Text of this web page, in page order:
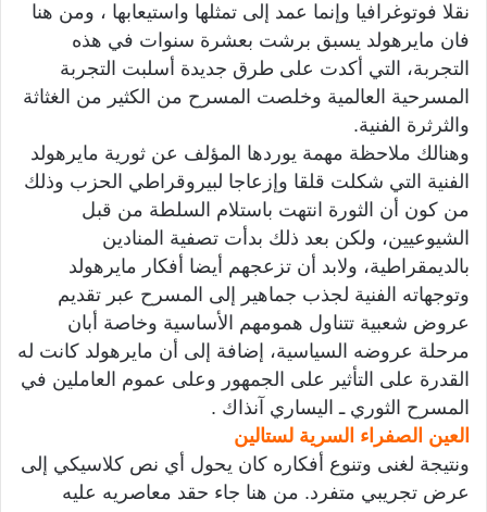
نقلا فوتوغرافيا وإنما عمد إلى تمثلها واستيعابها ، ومن هنا
فان مايرهولد يسبق برشت بعشرة سنوات في هذه
التجربة، التي أكدت على طرق جديدة أسلبت التجربة
المسرحية العالمية وخلصت المسرح من الكثير من الغثاثة
والثرثرة الفنية.
وهنالك ملاحظة مهمة يوردها المؤلف عن ثورية مايرهولد
الفنية التي شكلت قلقا وإزعاجا لبيروقراطي الحزب وذلك
من كون أن الثورة انتهت باستلام السلطة من قبل
الشيوعيين، ولكن بعد ذلك بدأت تصفية المنادين
بالديمقراطية، ولابد أن تزعجهم أيضا أفكار مايرهولد
وتوجهاته الفنية لجذب جماهير إلى المسرح عبر تقديم
عروض شعبية تتناول همومهم الأساسية وخاصة أبان
مرحلة عروضه السياسية، إضافة إلى أن مايرهولد كانت له
القدرة على التأثير على الجمهور وعلى عموم العاملين في
المسرح الثوري ـ اليساري آنذاك .
العين الصفراء السرية لستالين
ونتيجة لغنى وتنوع أفكاره كان يحول أي نص كلاسيكي إلى
عرض تجريبي متفرد. من هنا جاء حقد معاصريه عليه